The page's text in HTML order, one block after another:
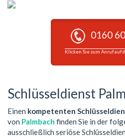
0160
Klicken Sie zum Anruf auf
Schlüsseldienst
Einen kompetenten
von Palmbach finden Sie in der
ausschließlich seriöse